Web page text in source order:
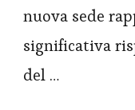
nuova sede
significativa
del …